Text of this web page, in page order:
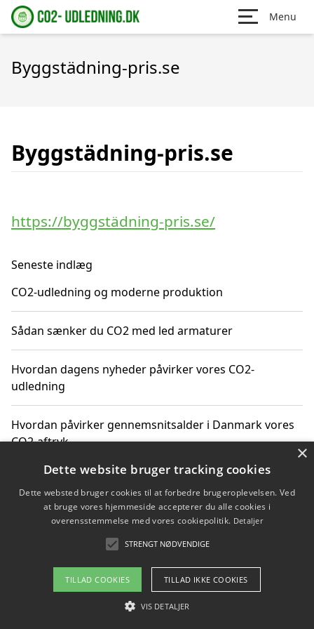
Menu
Byggstädning-pris.se
Byggstädning-pris.se
https://byggstädning-pris.se/
Seneste indlæg
CO2-udledning og moderne produktion
Sådan sænker du CO2 med led armaturer
Hvordan dagens nyheder påvirker vores CO2-
udledning
Hvordan påvirker gennemsnitsalder i Danmark vores
CO2-aftryk
Hvordan nyheder om CO2-udledning påvirker vores
hverdag
Om / kontakt
Blog Betingelser
×
Dette website bruger tracking cookies
Dette websted bruger cookies til at forbedre brugeroplevelsen. Ved
at bruge vores hjemmeside accepterer du alle cookies i
overensstemmelse med vores cookiepolitik. Detaljer
STRENGT NØDVENDIGE
TILLAD COOKIES TILLAD IKKE COOKIES
VIS DETALJER